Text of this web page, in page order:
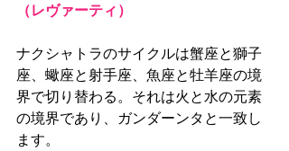
（レヴァーティ）
ナクシャトラのサイクルは蟹座と獅子
座、蠍座と射手座、魚座と牡羊座の境
界で切り替わる。それは火と水の元素
の境界であり、ガンダーンタと一致し
ます。